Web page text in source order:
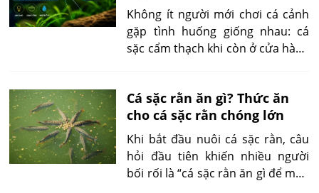
​Không ít người mới chơi cá cảnh
gặp tình huống giống nhau: cá
sặc cẩm thạch khi còn ở cửa hàng
căng khỏe. Thế nhưng chỉ sau vài
tuần đưa về nuôi, màu sắc dần
nhạt đi, thân cá xám hơn, vây
không còn xòe rộng và cá trở nên
ít hoạt động. Nhiều người cho
rằng nguyên nhân là do mua phải
Cá sặc rằn ăn gì? Thức ăn
cho cá sặc rằn chóng lớn
Khi bắt đầu nuôi cá sặc rằn, câu
hỏi đầu tiên khiến nhiều người
bối rối là “cá sặc rằn ăn gì để mau